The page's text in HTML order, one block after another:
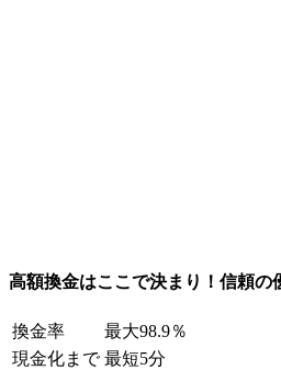
高額換金はここで決まり！信頼の
換金率
最大98.9％
現金化まで 最短5分